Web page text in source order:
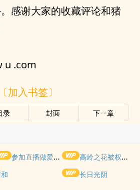
感谢大家的收藏评论和猪
u .com
〔加入书签〕
录 封面 下一章
参加直播做爱综艺后我火了(NPH)
高岭之花被权贵轮了后
长日光阴